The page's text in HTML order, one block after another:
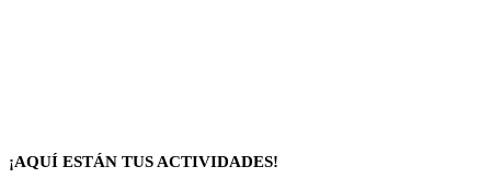
¡AQUÍ ESTÁN TUS ACTIVIDADES!